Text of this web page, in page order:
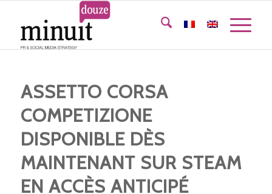
ASSETTO CORSA
COMPETIZIONE
DISPONIBLE DÈS
MAINTENANT SUR STEAM
EN ACCÈS ANTICIPÉ